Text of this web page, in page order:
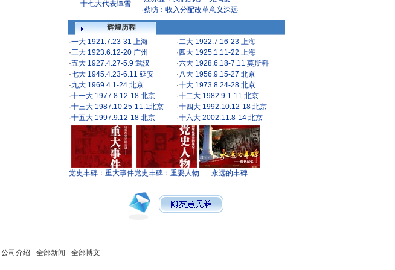
十七大代表谭雪
·蔡昉：收入分配改革意义深远
辉煌历程
·一大 1921.7.23-31 上海 ·二大 1922.7.16-23 上海
·三大 1923.6.12-20 广州 · 四大 1925.1.11-22 上海
·五大 1927.4.27-5.9 武汉 ·六大 1928.6.18-7.11 莫斯科
·七大 1945.4.23-6.11 延安 ·八大 1956.9.15-27 北京
·九大 1969.4.1-24 北京 ·十大 1973.8.24-28 北京
·十一大 1977.8.12-18 北京 ·十二大 1982.9.1-11 北京
·十三大 1987.10.25-11.1北京 ·十四大 1992.10.12-18 北京
·十五大 1997.9.12-18 北京 ·十六大 2002.11.8-14 北京
党史丰碑：重大事件党史丰碑：重要人物 永远的丰碑
公司介绍 - 全部新闻 - 全部博文